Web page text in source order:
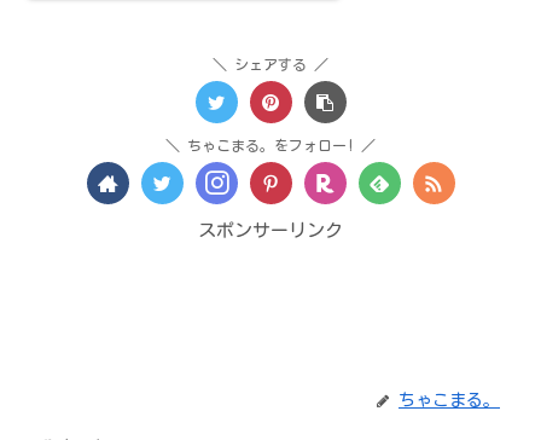
シェアする
ちゃこまる。をフォロー!
スポンサーリンク
ちゃこまる。